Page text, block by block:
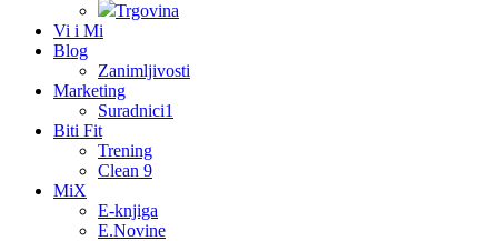
Trgovina
Vi i Mi
Blog
Zanimljivosti
Marketing
Suradnici1
Biti Fit
Trening
Clean 9
MiX
E-knjiga
E.Novine